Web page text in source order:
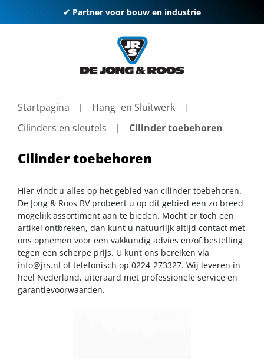
✔ Partner voor bouw en industrie
Startpagina
Hang- en Sluitwerk
Cilinders en sleutels
Cilinder toebehoren
Cilinder toebehoren
Hier vindt u alles op het gebied van cilinder toebehoren.
De Jong & Roos BV probeert u op dit gebied een zo breed
mogelijk assortiment aan te bieden. Mocht er toch een
artikel ontbreken, dan kunt u natuurlijk altijd contact met
ons opnemen voor een vakkundig advies en/of bestelling
tegen een scherpe prijs. U kunt ons bereiken via
info@jrs.nl of telefonisch op 0224-273327. Wij leveren in
heel Nederland, uiteraard met professionele service en
garantievoorwaarden.